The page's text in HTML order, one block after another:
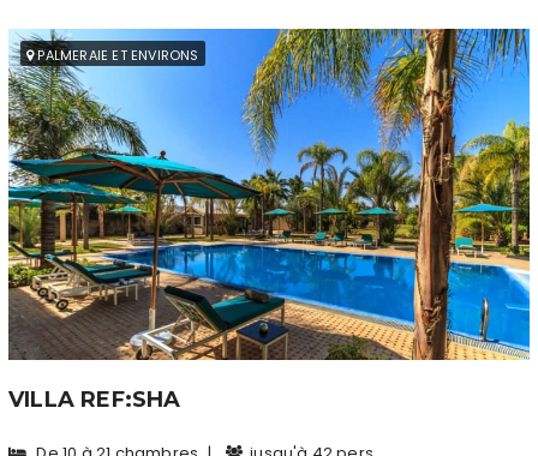
PALMERAIE ET ENVIRONS
VILLA REF:SHA